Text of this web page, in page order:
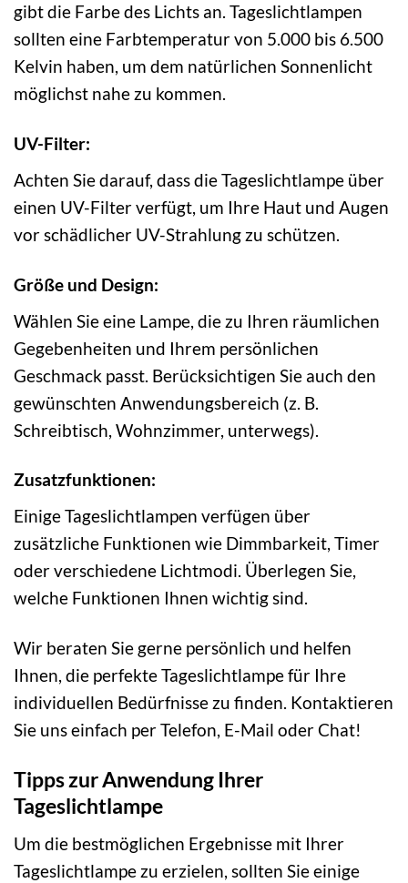
gibt die Farbe des Lichts an. Tageslichtlampen
sollten eine Farbtemperatur von 5.000 bis 6.500
Kelvin haben, um dem natürlichen Sonnenlicht
möglichst nahe zu kommen.
UV-Filter:
Achten Sie darauf, dass die Tageslichtlampe über
einen UV-Filter verfügt, um Ihre Haut und Augen
vor schädlicher UV-Strahlung zu schützen.
Größe und Design:
Wählen Sie eine Lampe, die zu Ihren räumlichen
Gegebenheiten und Ihrem persönlichen
Geschmack passt. Berücksichtigen Sie auch den
gewünschten Anwendungsbereich (z. B.
Schreibtisch, Wohnzimmer, unterwegs).
Zusatzfunktionen:
Einige Tageslichtlampen verfügen über
zusätzliche Funktionen wie Dimmbarkeit, Timer
oder verschiedene Lichtmodi. Überlegen Sie,
welche Funktionen Ihnen wichtig sind.
Wir beraten Sie gerne persönlich und helfen
Ihnen, die perfekte Tageslichtlampe für Ihre
individuellen Bedürfnisse zu finden. Kontaktieren
Sie uns einfach per Telefon, E-Mail oder Chat!
Tipps zur Anwendung Ihrer
Tageslichtlampe
Um die bestmöglichen Ergebnisse mit Ihrer
Tageslichtlampe zu erzielen, sollten Sie einige